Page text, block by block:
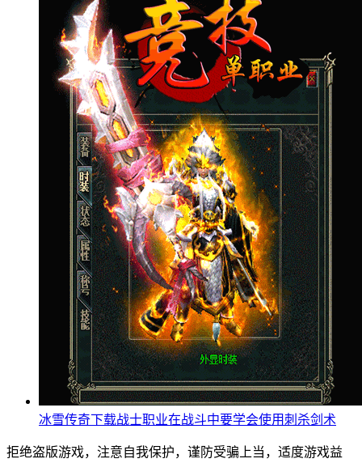
冰雪传奇下载战士职业在战斗中要学会使用刺杀剑术
拒绝盗版游戏，注意自我保护，谨防受骗上当，适度游戏益